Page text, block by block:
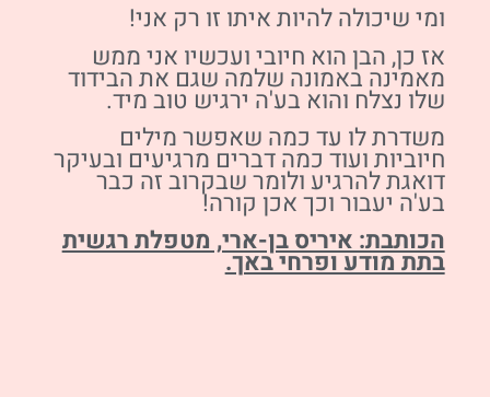
ומי שיכולה להיות איתו זו רק אני!
אז כן, הבן הוא חיובי ועכשיו אני ממש
מאמינה באמונה שלמה שגם את הבידוד
שלו נצלח והוא בע'ה ירגיש טוב מיד.
משדרת לו עד כמה שאפשר מילים
חיוביות ועוד כמה דברים מרגיעים ובעיקר
דואגת להרגיע ולומר שבקרוב זה כבר
בע'ה יעבור וכך אכן קורה!
הכותבת: איריס בן-ארי, מטפלת רגשית
בתת מודע ופרחי באך.